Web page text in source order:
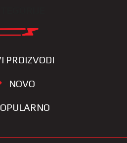
PROIZVODI
NOVO